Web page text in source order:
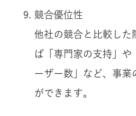
競合優位性
他社の競合と比較した
ば「専門家の支持」や
ーザー数」など、事業
ができます。